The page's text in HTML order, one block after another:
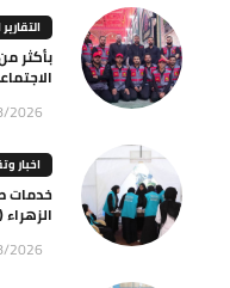
2026
اخبار
خدمات
2026